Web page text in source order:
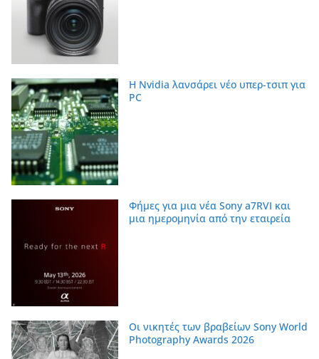
Η Nvidia λανσάρει νέο υπερ-τσιπ για
PC
Φήμες για μια νέα Sony a7RVI και
μια ημερομηνία από την εταιρεία
Οι νικητές των βραβείων Sony World
Photography Awards 2026